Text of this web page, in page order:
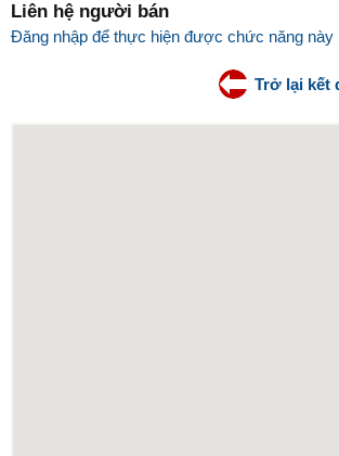
Liên hệ người bán
Đăng nhập để thực hiện được chức năng này
Trở lại kết